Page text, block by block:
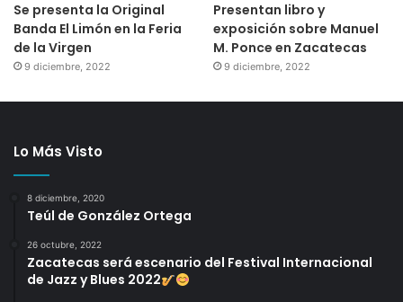
Se presenta la Original
Banda El Limón en la Feria
de la Virgen
9 diciembre, 2022
Presentan libro y
exposición sobre Manuel
M. Ponce en Zacatecas
9 diciembre, 2022
Lo Más Visto
8 diciembre, 2020
Teúl de González Ortega
26 octubre, 2022
Zacatecas será escenario del Festival Internacional
de Jazz y Blues 2022